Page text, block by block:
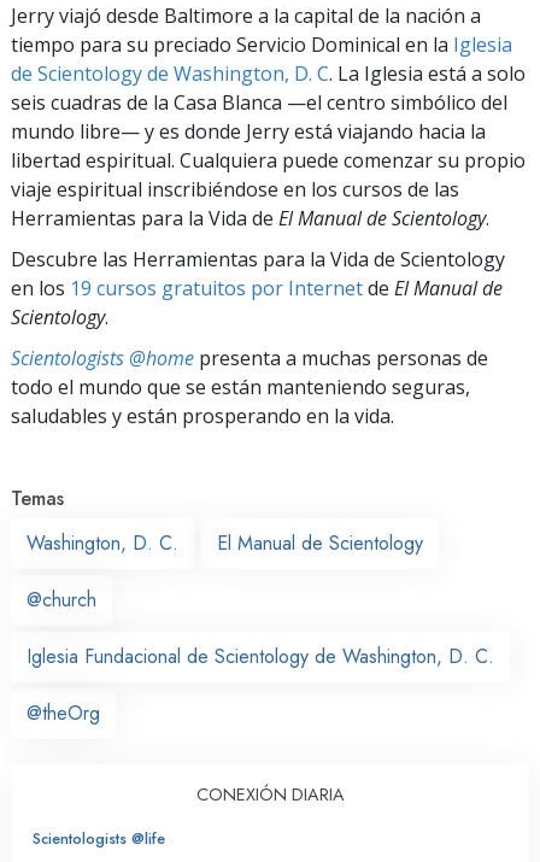
Jerry viajó desde Baltimore a la capital de la nación a
tiempo para su preciado Servicio Dominical en la Iglesia
de Scientology de Washington, D. C. La Iglesia está a solo
seis cuadras de la Casa Blanca —el centro simbólico del
mundo libre— y es donde Jerry está viajando hacia la
libertad espiritual. Cualquiera puede comenzar su propio
viaje espiritual inscribiéndose en los cursos de las
Herramientas para la Vida de El Manual de Scientology.
Descubre las Herramientas para la Vida de Scientology
en los 19 cursos gratuitos por Internetde El Manual de
Scientology.
Scientologists @home presenta a muchas personas de
todo el mundo que se están manteniendo seguras,
saludables y están prosperando en la vida.
Temas
Washington, D. C.
El Manual de Scientology
@church
Iglesia Fundacional de Scientology de Washington, D. C.
@theOrg
CONEXIÓN DIARIA
Scientologists @life